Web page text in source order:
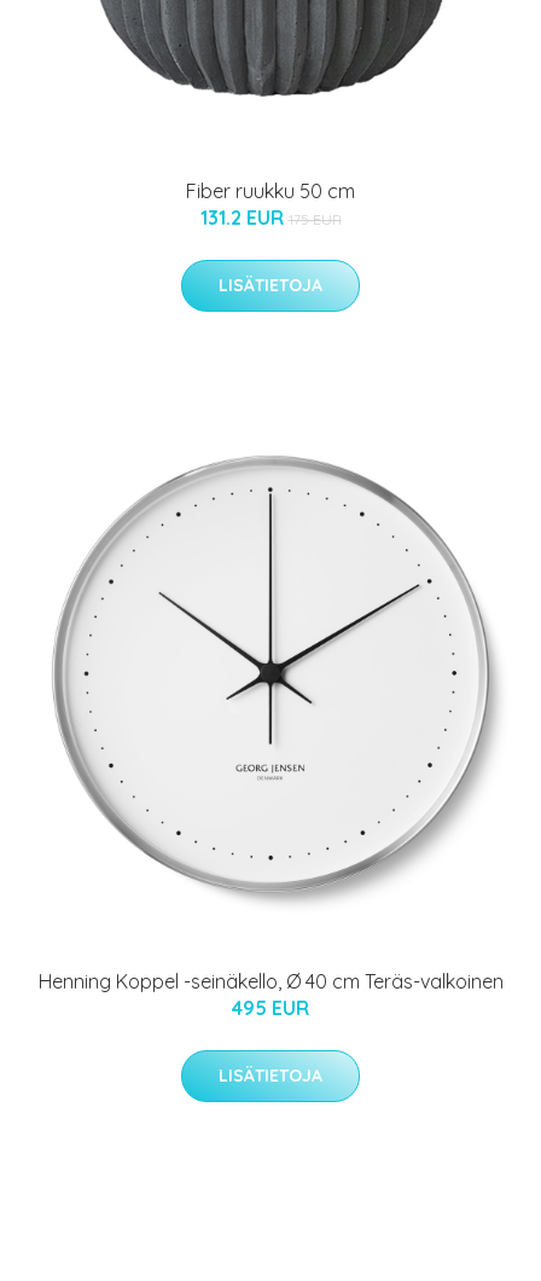
Fiber ruukku 50 cm
131.2 EUR 175 EUR
LISÄTIETOJA
Henning Koppel -seinäkello, Ø 40 cm Teräs-valkoinen
495 EUR
LISÄTIETOJA